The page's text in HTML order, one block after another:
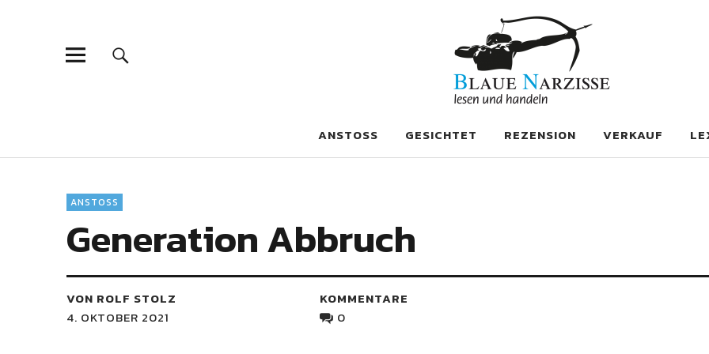
Blaue Narzisse
ANSTOSS GESICHTET REZENSION VERKAUF
ANSTOSS
Generation Abbruch
VON ROLF STOLZ
4. OKTOBER 2021
KOMMENTARE
0